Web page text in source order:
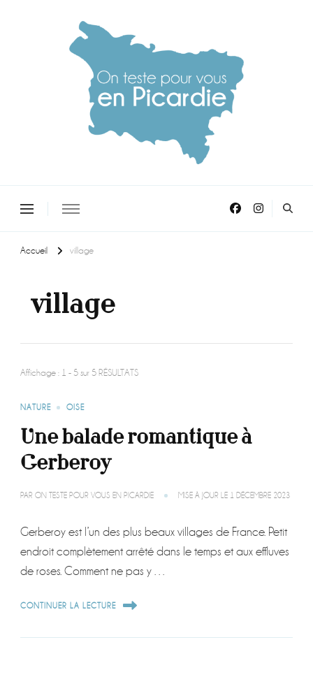
Accueil village
village
Affichage : 1 - 5 sur 5 RÉSULTATS
NATURE OISE
Une balade romantique à
Gerberoy
PAR ON TESTE POUR VOUS EN PICARDIE MISE À JOUR LE 1 DÉCEMBRE 2023
Gerberoy est l’un des plus beaux villages de France. Petit
endroit complètement arrêté dans le temps et aux effluves
de roses. Comment ne pas y …
CONTINUER LA LECTURE